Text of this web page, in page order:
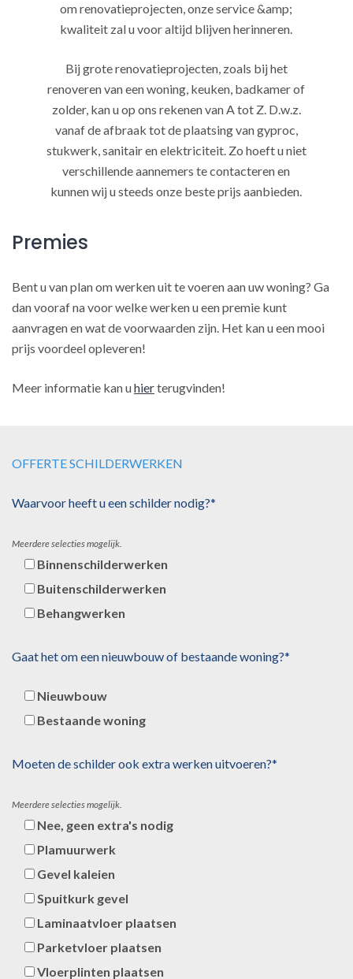
om renovatieprojecten, onze service &amp;
kwaliteit zal u voor altijd blijven herinneren.
Bij grote renovatieprojecten, zoals bij het
renoveren van een woning, keuken, badkamer of
zolder, kan u op ons rekenen van A tot Z. D.w.z.
vanaf de afbraak tot de plaatsing van gyproc,
stukwerk, sanitair en elektriciteit. Zo hoeft u niet
verschillende aannemers te contacteren en
kunnen wij u steeds onze beste prijs aanbieden.
Premies
Bent u van plan om werken uit te voeren aan uw woning? Ga
dan vooraf na voor welke werken u een premie kunt
aanvragen en wat de voorwaarden zijn. Het kan u een mooi
prijs voordeel opleveren!
Meer informatie kan uhierterugvinden!
OFFERTE SCHILDERWERKEN
Waarvoor heeft u een schilder nodig?*
Meerdere selecties mogelijk.
Binnenschilderwerken
Buitenschilderwerken
Behangwerken
Gaat het om een nieuwbouw of bestaande woning?*
Nieuwbouw
Bestaande woning
Moeten de schilder ook extra werken uitvoeren?*
Meerdere selecties mogelijk.
Nee, geen extra's nodig
Plamuurwerk
Gevel kaleien
Spuitkurk gevel
Laminaatvloer plaatsen
Parketvloer plaatsen
Vloerplinten plaatsen